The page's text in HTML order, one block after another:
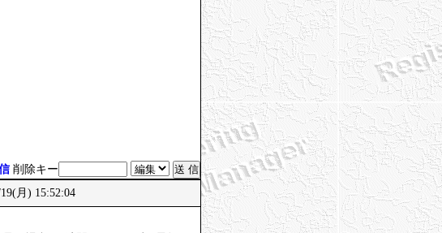
削除キー
月) 15:52:04